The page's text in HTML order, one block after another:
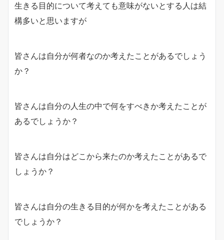
生きる目的について考えても意味がないとする人は結
構多いと思いますが
皆さんは自分が何者なのか考えたことがあるでしょう
か？
皆さんは自分の人生の中で何をすべきか考えたことが
あるでしょうか？
皆さんは自分はどこから来たのか考えたことがあるで
しょうか？
皆さんは自分の生きる目的が何かを考えたことがある
でしょうか？